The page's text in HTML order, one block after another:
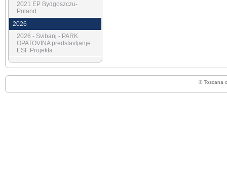
2021 EP Bydgoszczu-
Poland
2026
2026 - Svibanj - PARK
OPATOVINA predstavljanje
ESF Projekta
© Toscana